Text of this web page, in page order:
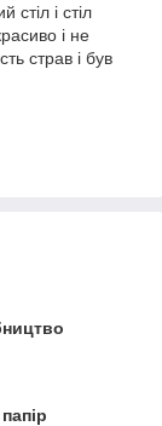
і стіл
і не
страв і був